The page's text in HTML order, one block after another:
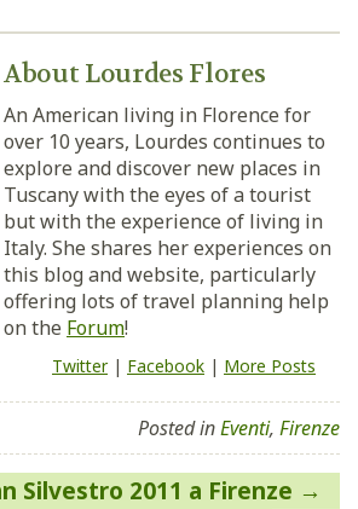
About Lourdes Flores
An American living in Florence for
over 10 years, Lourdes continues to
explore and discover new places in
Tuscany with the eyes of a tourist
but with the experience of living in
Italy. She shares her experiences on
this blog and website, particularly
offering lots of travel planning help
on the Forum!
Twitter| Facebook | More Posts
Posted inEventi, Firenze
Silvestro 2011 a Firenze